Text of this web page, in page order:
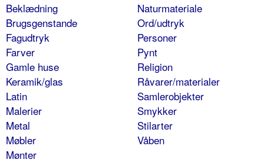
Beklædning
Brugsgenstande
Fagudtryk
Farver
Gamle huse
Keramik/glas
Latin
Malerier
Metal
Møbler
Mønter
Naturmateriale
Ord/udtryk
Personer
Pynt
Religion
Råvarer/materialer
Samlerobjekter
Smykker
Stilarter
Våben